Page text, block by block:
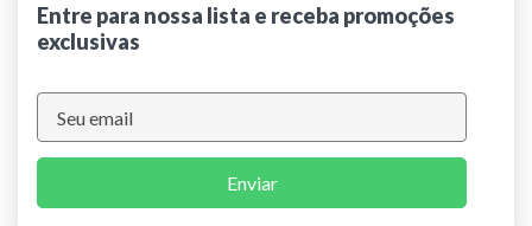
Entre para nossa lista e receba promoções
exclusivas
Enviar